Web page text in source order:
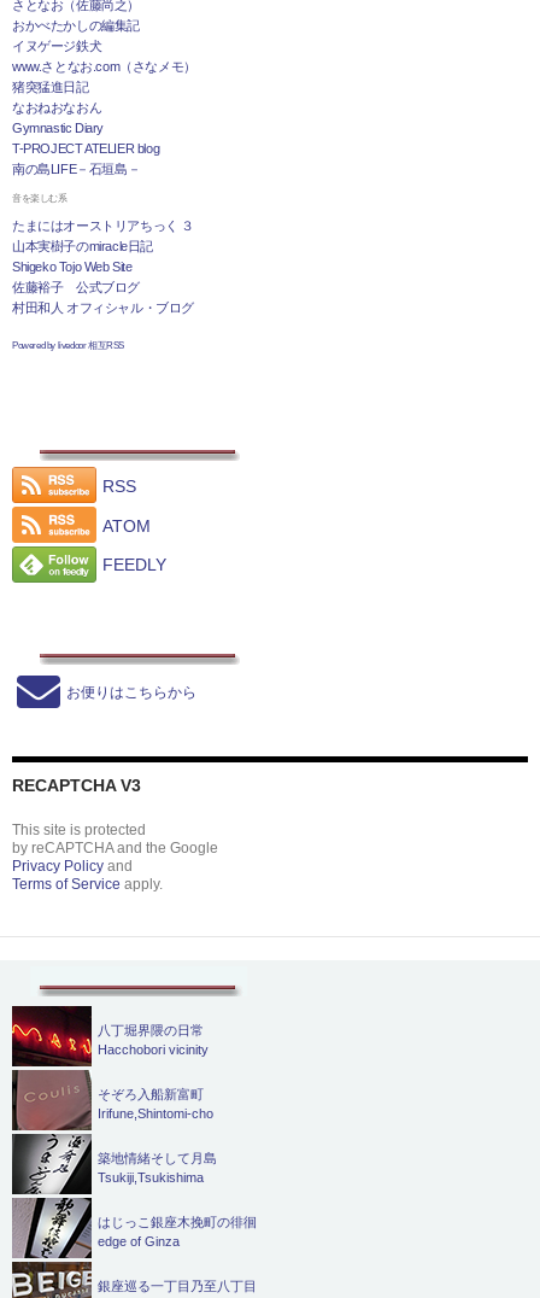
さとなお（佐藤尚之）
おかべたかしの編集記
イヌゲージ鉄犬
www.さとなお.com（さなメモ）
猪突猛進日記
なおねおなおん
Gymnastic Diary
T-PROJECT ATELIER blog
南の島LIFE－石垣島－
音を楽しむ系
たまにはオーストリアちっく ３
山本実樹子のmiracle日記
Shigeko Tojo Web Site
佐藤裕子 公式ブログ
村田和人 オフィシャル・ブログ
Powered by livedoor 相互RSS
RSS
ATOM
FEEDLY
お便りはこちらから
RECAPTCHA V3
This site is protected
by reCAPTCHA and the Google
Privacy Policy and
Terms of Service apply.
八丁堀界隈の日常
Hacchobori vicinity
そぞろ入船新富町
Irifune,Shintomi-cho
築地情緒そして月島
Tsukiji,Tsukishima
はじっこ銀座木挽町の徘徊
edge of Ginza
銀座巡る一丁目乃至八丁目